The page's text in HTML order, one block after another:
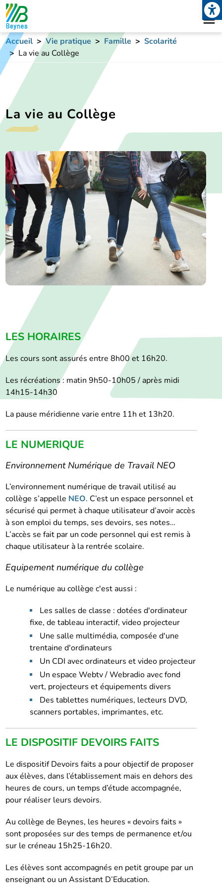
Accueil Vie pratique Famille
Scolarité
La vie au Collège
La vie au Collège
LES HORAIRES
Les cours sont assurés entre 8h00 et 16h20.
Les récréations : matin 9h50-10h05 / après midi
14h15-14h30
La pause méridienne varie entre 11h et 13h20.
LE NUMERIQUE
Environnement Numérique de Travail NEO
L’environnement numérique de travail utilisé au
collège s’appelle NEO. C’est un espace personnel et
sécurisé qui permet à chaque utilisateur d’avoir accès
à son emploi du temps, ses devoirs, ses notes…
L’accès se fait par un code personnel qui est remis à
chaque utilisateur à la rentrée scolaire.
Equipement numérique du collège
Le numérique au collège c'est aussi :
Les salles de classe : dotées d'ordinateur
fixe, de tableau interactif, video projecteur
Une salle multimédia, composée d'une
trentaine d'ordinateurs
Un CDI avec ordinateurs et video projecteur
Un espace Webtv / Webradio avec fond
vert, projecteurs et équipements divers
Des tablettes numériques, lecteurs DVD,
scanners portables, imprimantes, etc.
LE DISPOSITIF DEVOIRS FAITS
Le dispositif Devoirs faits a pour objectif de proposer
aux élèves, dans l’établissement mais en dehors des
heures de cours, un temps d’étude accompagnée,
pour réaliser leurs devoirs.
Au collège de Beynes, les heures « devoirs faits »
sont proposées sur des temps de permanence et/ou
sur le créneau 15h25-16h20.
Les élèves sont accompagnés en petit groupe par un
enseignant ou un Assistant D’Education.